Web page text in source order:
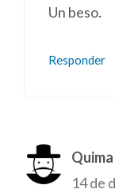
Un beso.
Responder
14 de